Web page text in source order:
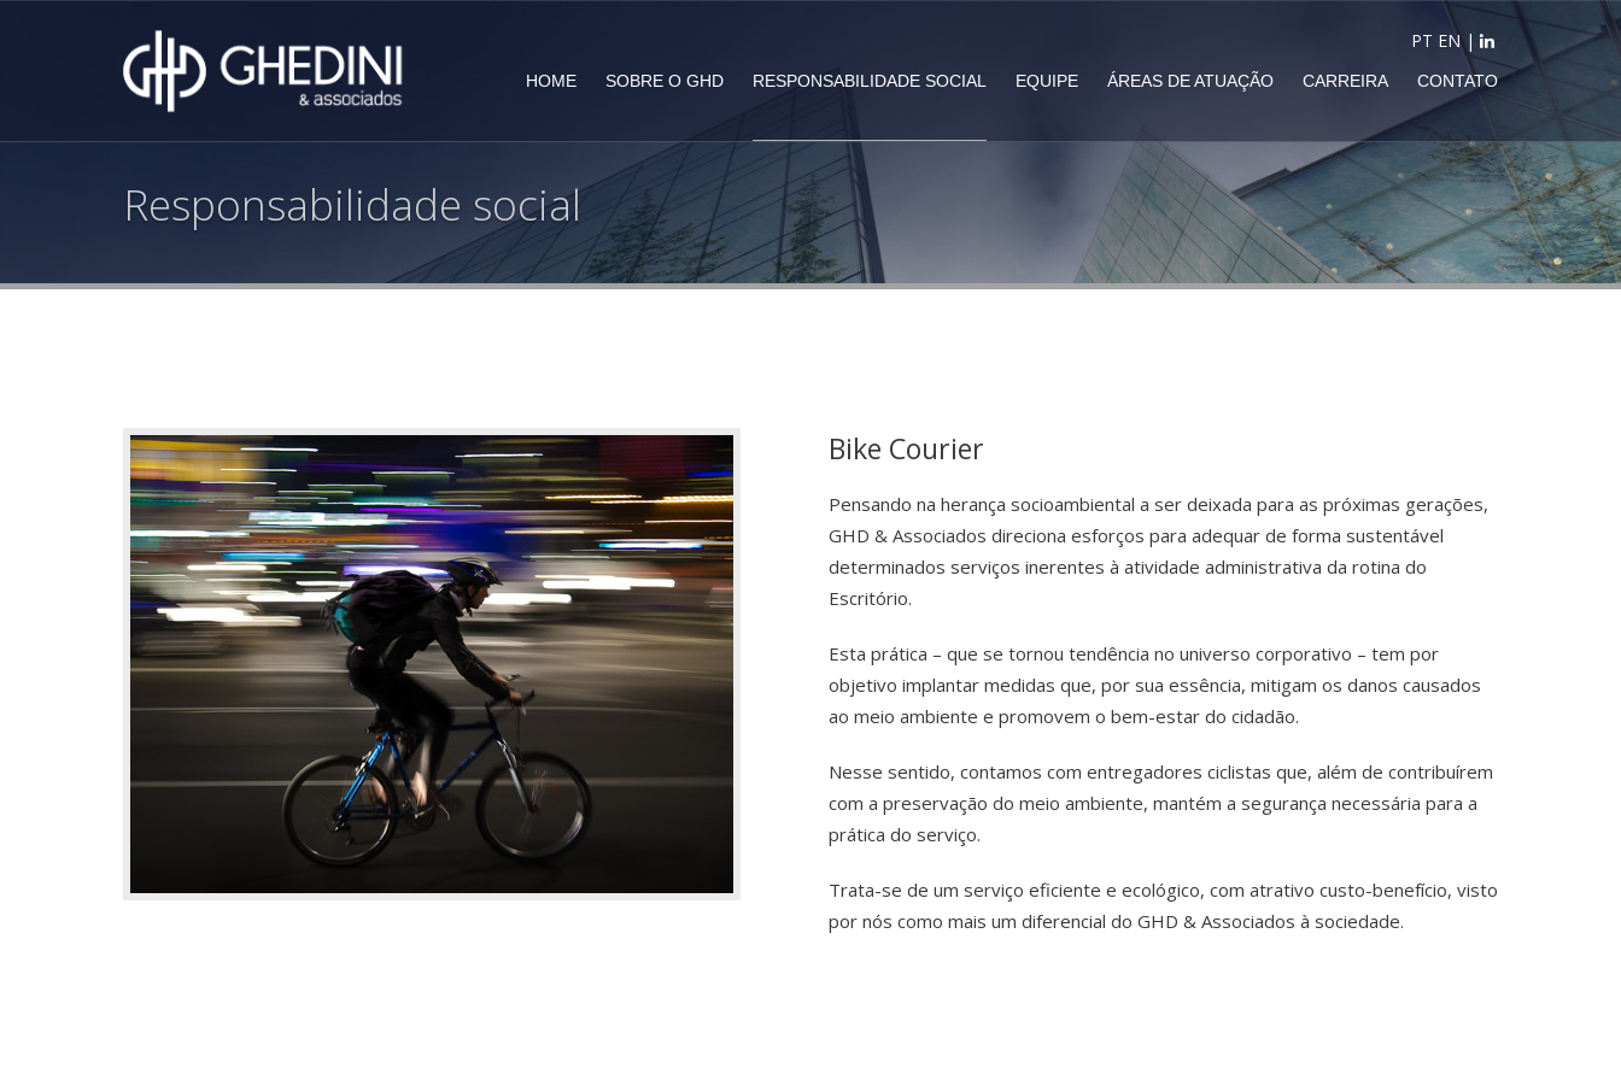
PT EN |
HOME SOBRE O GHD RESPONSABILIDADE SOCIAL EQUIPE ÁREAS DE ATUAÇÃO CARREIRA CONTATO
Responsabilidade social
Bike Courier
Pensando na herança socioambiental a ser deixada para as próximas gerações,
GHD & Associados direciona esforços para adequar de forma sustentável
determinados serviços inerentes à atividade administrativa da rotina do
Escritório.
Esta prática – que se tornou tendência no universo corporativo – tem por
objetivo implantar medidas que, por sua essência, mitigam os danos causados
ao meio ambiente e promovem o bem-estar do cidadão.
Nesse sentido, contamos com entregadores ciclistas que, além de contribuírem
com a preservação do meio ambiente, mantém a segurança necessária para a
prática do serviço.
Trata-se de um serviço eficiente e ecológico, com atrativo custo-benefício, visto
por nós como mais um diferencial do GHD & Associados à sociedade.